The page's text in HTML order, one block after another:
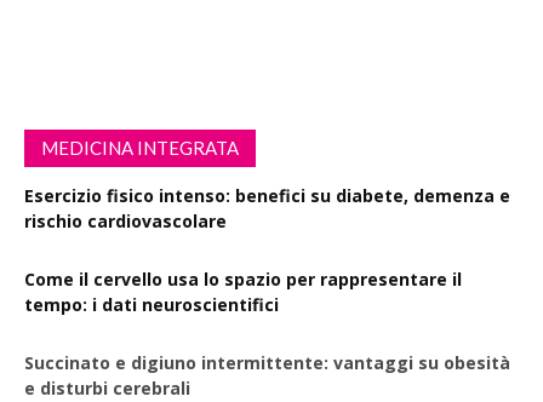
MEDICINA INTEGRATA
Esercizio fisico intenso: benefici su diabete, demenza e
rischio cardiovascolare
Come il cervello usa lo spazio per rappresentare il
tempo: i dati neuroscientifici
Succinato e digiuno intermittente: vantaggi su obesità
e disturbi cerebrali